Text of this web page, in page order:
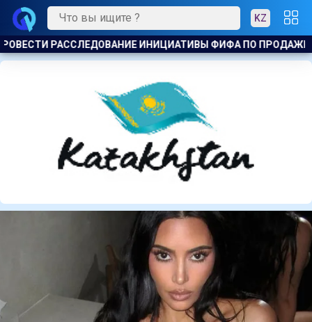
KZ
КОММЕРЧЕСКИХ ПРАВ НА ЧМ ЖИЗНЬ ЗА ОКНОМ